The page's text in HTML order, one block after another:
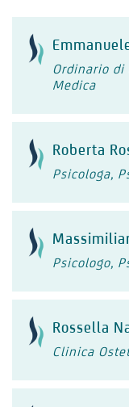
Ordinario di
Medica
Roberta
Psicologa,
Psicologo,
Rossella
Clinica